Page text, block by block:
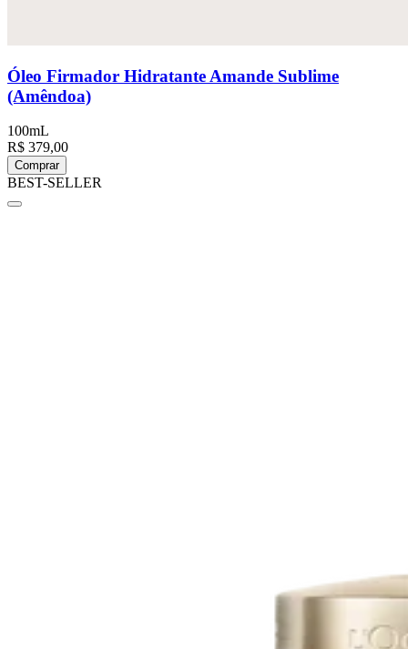
Óleo Firmador Hidratante Amande Sublime
(Amêndoa)
100mL
R$ 379,00
Comprar
BEST-SELLER